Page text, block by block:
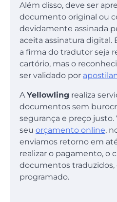
Além disso, deve ser
documento original ou
devidamente assinada
aceita assinatura digital.
a firma do tradutor seja
cartório, mas o
ser validado por
AYellowling realiza
documentos sem
segurança e preço justo.
seu orçamento online,
enviamos retorno em
realizar o pagamento, o
documentos traduzidos,
programado.